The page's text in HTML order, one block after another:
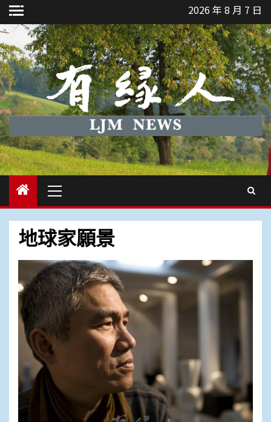
Skip
to
content
2026 年 8 月 7 日
Menu
地球家願景